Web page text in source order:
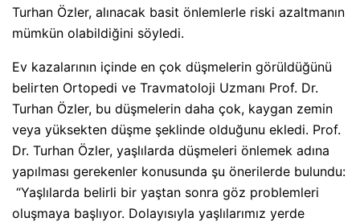
Turhan Özler, alınacak basit önlemlerle riski azaltmanın
mümkün olabildiğini söyledi.
Ev kazalarının içinde en çok düşmelerin görüldüğünü
belirten Ortopedi ve Travmatoloji Uzmanı Prof. Dr.
Turhan Özler, bu düşmelerin daha çok, kaygan zemin
veya yüksekten düşme şeklinde olduğunu ekledi. Prof.
Dr. Turhan Özler, yaşlılarda düşmeleri önlemek adına
yapılması gerekenler konusunda şu önerilerde bulundu:
“Yaşlılarda belirli bir yaştan sonra göz problemleri
oluşmaya başlıyor. Dolayısıyla yaşlılarımız yerde